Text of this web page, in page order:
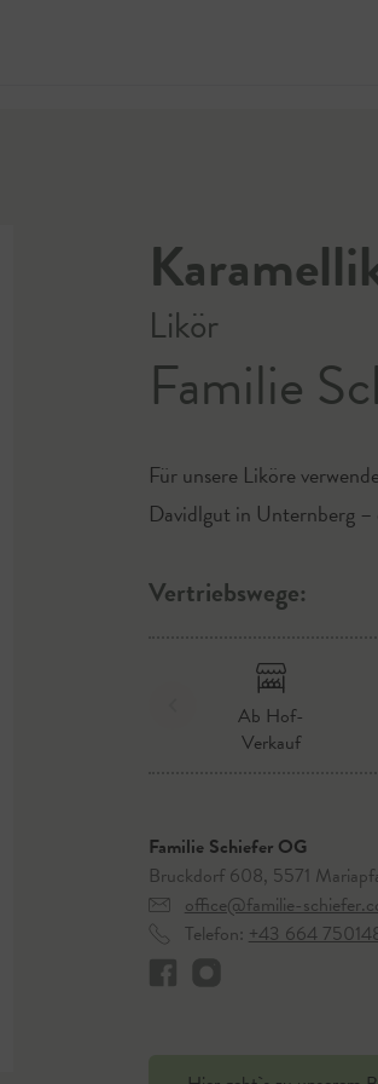
Likör
Familie
Für unsere Liköre
Davidlgut in Unternberg –
Vertriebswege:
Ab Hof-
Verkauf
Familie Schiefer OG
Bruckdorf 608, 5571
office@familie-
Telefon: +43 664